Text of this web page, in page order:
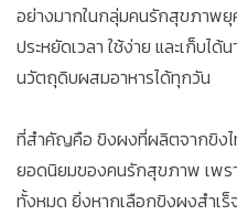
อย่างมากในกลุ่มคนรักสุขภาพยุ
ประหยัดเวลา ใช้ง่าย และเก็บไ
นวัตถุดิบผสมอาหารได้ทุกวัน
ที่สำคัญคือ ขิงผงที่ผลิตจากขิง
ยอดนิยมของคนรักสุขภาพ เพร
ทั้งหมด ยิ่งหากเลือกขิงผงสำเ